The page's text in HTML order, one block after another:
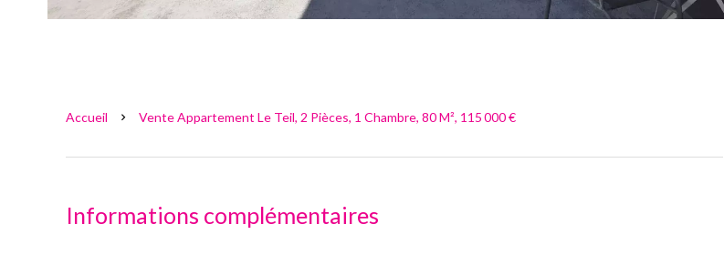
Accueil Vente Appartement Le Teil, 2 Pièces, 1 Chambre, 80 M², 115 000 €
Informations complémentaires